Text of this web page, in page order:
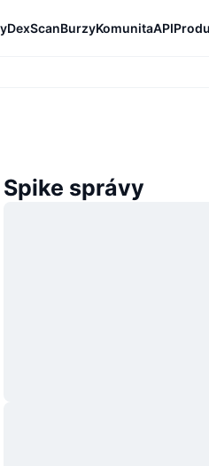
DexScanBurzyKomunitaAPI
Spike správy